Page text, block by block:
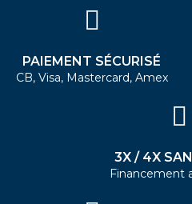
PAIEMENT SÉCURISÉ
CB, Visa, Mastercard, Amex
3X / 4X
Financement